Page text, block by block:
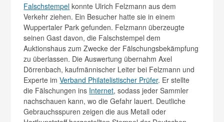
Falschstempel konnte Ulrich Felzmann aus dem
Verkehr ziehen. Ein Besucher hatte sie in einem
Wuppertaler Park gefunden. Felzmann überzeugte
seinen Gast davon, die Falschstempel dem
Auktionshaus zum Zwecke der Fälschungsbekämpfung
zu überlassen. Die Auswertung übernahm Axel
Dörrenbach, kaufmännischer Leiter bei Felzmann und
Experte imVerband Philatelistischer Prüfer. Er stellte
die Fälschungen ins Internet, sodass jeder Sammler
nachschauen kann, wo die Gefahr lauert. Deutliche
Gebrauchsspuren zeigen die aus Metall oder